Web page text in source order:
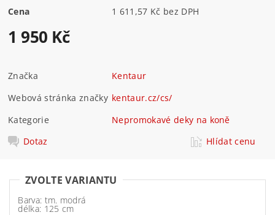
Cena 1 611,57 Kč bez DPH
1 950 Kč
Značka
Kentaur
Webová stránka značky kentaur.cz/cs/
Kategorie
Nepromokavé deky na koně
Dotaz
Hlídat cenu
ZVOLTE VARIANTU
Barva: tm. modrá
délka: 125 cm